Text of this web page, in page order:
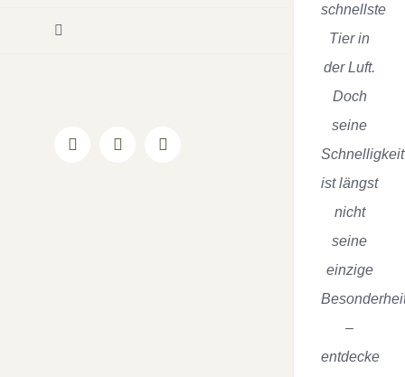
FacebookYouTubeInstagram
schnellste
Tier in
der Luft.
Doch
seine
Schnelligkeit
ist längst
nicht
seine
einzige
–
entdecke